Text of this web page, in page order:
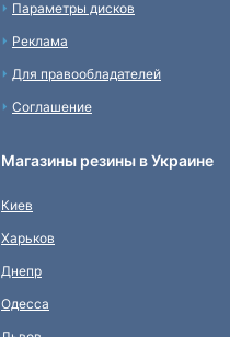
Параметры дисков
Реклама
Для правообладателей
Соглашение
Магазины резины в Украине
Киев
Харьков
Днепр
Одесса